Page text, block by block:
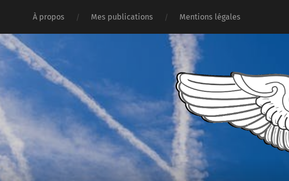
À propos Mes publications Mentions légales